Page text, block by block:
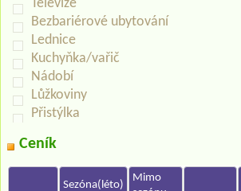
Televize
Bezbariérové ubytování
Lednice
Kuchyňka/vařič
Nádobí
Lůžkoviny
Přistýlka
Ceník
Sezóna(léto)
Mimo